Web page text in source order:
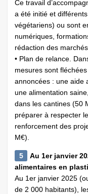
Ce travail
a été initié et
végétariens) ou sont
numériques,
rédaction des
• Plan de relance.
mesures sont
annoncées : une aide
une alimentation
dans les cantines (50
préparer à respecter
renforcement des
M€).
5
Au 1er janvier
alimentaires en
Au 1er janvier 2025
de 2 000 habitants),